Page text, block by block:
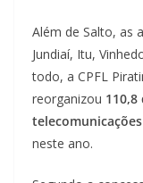
Além de Salto, as
Jundiaí, Itu,
todo, a CPFL
reorganizou
telecomunicações
neste ano.